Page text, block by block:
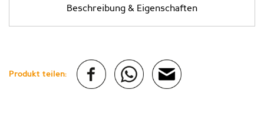
Beschreibung & Eigenschaften
Produkt teilen: